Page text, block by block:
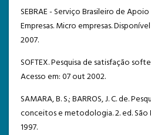
SEBRAE - Serviço Brasileiro de
Empresas. Micro empresas.
2007.
SOFTEX. Pesquisa de satisfação
Acesso em: 07 out 2002.
SAMARA, B. S.; BARROS, J. C. de.
conceitos e metodologia. 2. ed. São
1997.